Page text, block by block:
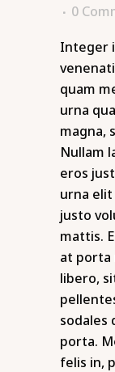
0
Integer
quam
urna
magna,
Nullam
eros
urna elit
justo
mattis.
at porta
libero,
sodales
porta.
felis in,